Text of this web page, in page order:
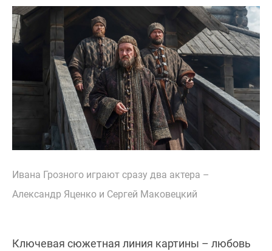
Ивана Грозного играют сразу два актера –
Александр Яценко и Сергей Маковецкий
Ключевая сюжетная линия картины – любовь